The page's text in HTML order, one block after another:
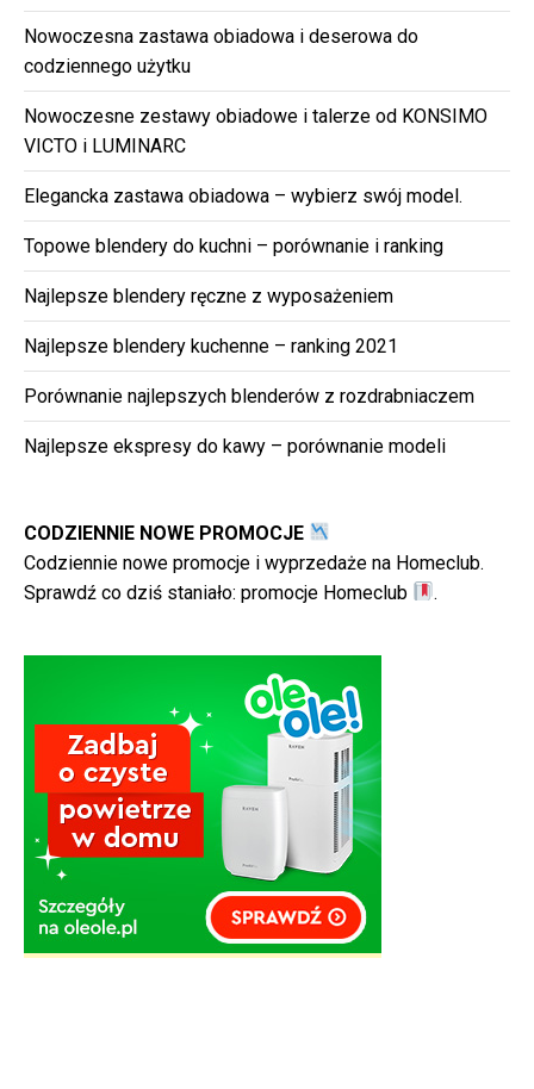
Nowoczesna zastawa obiadowa i deserowa do
codziennego użytku
Nowoczesne zestawy obiadowe i talerze od KONSIMO
VICTO i LUMINARC
Elegancka zastawa obiadowa – wybierz swój model.
Topowe blendery do kuchni – porównanie i ranking
Najlepsze blendery ręczne z wyposażeniem
Najlepsze blendery kuchenne – ranking 2021
Porównanie najlepszych blenderów z rozdrabniaczem
Najlepsze ekspresy do kawy – porównanie modeli
CODZIENNIE NOWE PROMOCJE
Codziennie nowe promocje i wyprzedaże na Homeclub.
Sprawdź co dziś staniało: promocje Homeclub .